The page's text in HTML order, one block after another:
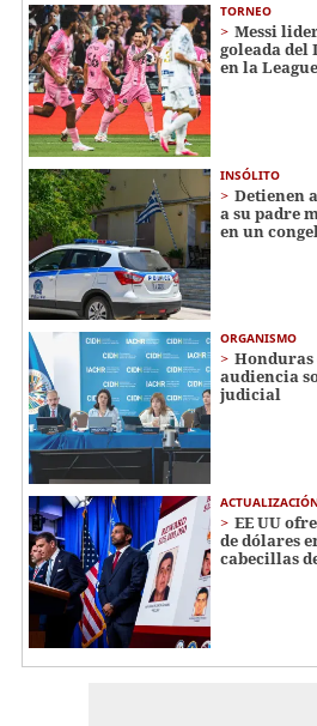
TORNEO
Messi
goleada
en la
INSÓLITO
Detienen
a su padre
en un
ORGANISMO
Honduras
audiencia
judicial
EE UU
de dólares
cabecillas